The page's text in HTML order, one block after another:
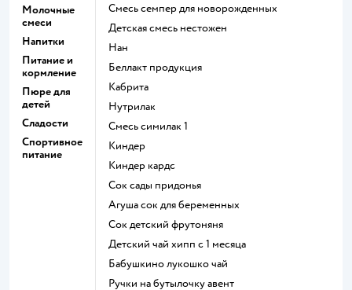
Молочные
смеси
Напитки
Питание и
кормление
Пюре для
детей
Сладости
Спортивное
питание
смесь семпер для новорожденных
детская смесь нестожен
нан
беллакт продукция
кабрита
нутрилак
смесь симилак 1
киндер
киндер кардс
сок сады придонья
агуша сок для беременных
сок детский фрутоняня
детский чай хипп с 1 месяца
бабушкино лукошко чай
ручки на бутылочку авент